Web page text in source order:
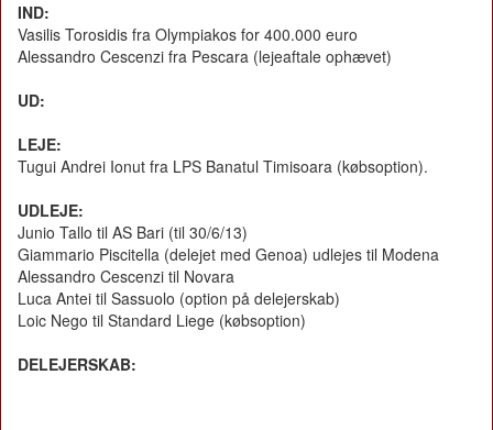
IND:
Vasilis Torosidis fra Olympiakos for 400.000 euro
Alessandro Cescenzi fra Pescara (lejeaftale ophævet)
UD:
LEJE:
Tugui Andrei Ionut fra LPS Banatul Timisoara (købsoption).
UDLEJE:
Junio Tallo til AS Bari (til 30/6/13)
Giammario Piscitella (delejet med Genoa) udlejes til Modena
Alessandro Cescenzi til Novara
Luca Antei til Sassuolo (option på delejerskab)
Loic Nego til Standard Liege (købsoption)
DELEJERSKAB: